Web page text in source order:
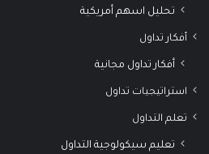
تحليل اسهم أمريكية
أفكار تداول
أفكار تداول مجانية
استراتيجيات تداول
تعلم التداول
تعليم سيكولوجية التداول